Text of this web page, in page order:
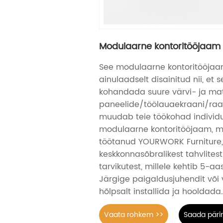
Modulaarne kontoritööjaam
See modulaarne
ainulaadselt disainitud nii, et
kohandada suure värvi- ja
paneelide/töölauaekraani/
muudab teie töökohad
modulaarne kontoritööjaam,
töötanud YOURWORK
keskkonnasõbralikest
tarvikutest, millele kehtib 5-
Järgige paigaldusjuhendit või
hõlpsalt installida ja hooldada.
Vaata rohkem >> Saada